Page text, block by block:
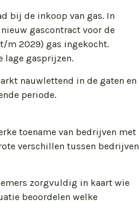
bij de inkoop van gas. In
gascontract voor de
m 2029) gas ingekocht.
lage gasprijzen.
nauwlettend in de gaten en
periode.
toename van bedrijven met
verschillen tussen bedrijven
zorgvuldig in kaart wie
beoordelen welke